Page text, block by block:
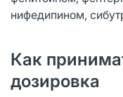
нифедипином,
Как
дозировка